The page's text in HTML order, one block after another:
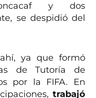
y dos
se despidió del
ya que formó
de Tutoría de
por la FIFA. En
trabajó